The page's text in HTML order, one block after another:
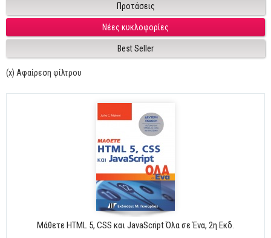
Outlook
Προγραμματισμός
Java
Delphi - Pascal
Visual Basic
Cobol - Assembly - Fortran
Προτάσεις
Νέες κυκλοφορίες
Best Seller
(x) Αφαίρεση φίλτρου
Μάθετε HTML 5, CSS και JavaScript Όλα σε Ένα, 2η Εκδ.